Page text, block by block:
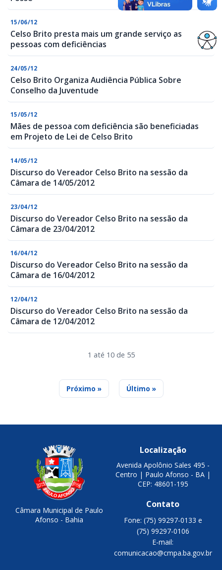
15/06/12
Celso Brito presta mais um grande serviço as
pessoas com deficiências
24/05/12
Celso Brito Organiza Audiência Pública Sobre
Conselho da Juventude
15/05/12
Mães de pessoa com deficiência são beneficiadas
em Projeto de Lei de Celso Brito
14/05/12
Discurso do Vereador Celso Brito na sessão da
Câmara de 14/05/2012
23/04/12
Discurso do Vereador Celso Brito na sessão da
Câmara de 23/04/2012
16/04/12
Discurso do Vereador Celso Brito na sessão da
Câmara de 16/04/2012
12/04/12
Discurso do Vereador Celso Brito na sessão da
Câmara de 12/04/2012
1 até 10 de 55
Próximo » Último »
Câmara Municipal de Paulo
Afonso - Bahia
Localização
Avenida Apolônio Sales 495 -
Centro | Paulo Afonso - BA |
CEP: 48601-195
Contato
Fone: (75) 99297-0133 e
(75) 99297-0106
E-mail:
comunicacao@cmpa.ba.gov.br